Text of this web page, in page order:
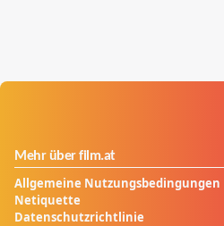
Mehr über film.at
Allgemeine Nutzungsbedingungen
Netiquette
Datenschutzrichtlinie